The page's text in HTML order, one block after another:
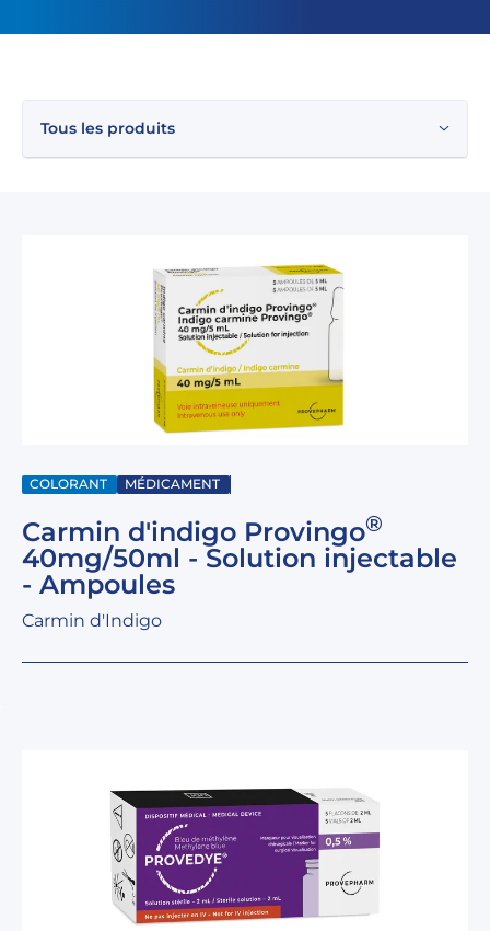
Tous les produits
COLORANT MÉDICAMENT
Carmin d'indigo Provingo®
40mg/50ml - Solution injectable
- Ampoules
Carmin d'Indigo